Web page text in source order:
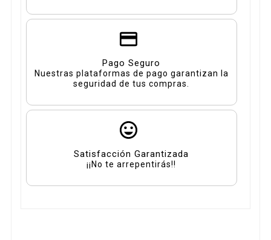
Pago Seguro
Nuestras plataformas de pago garantizan la
seguridad de tus compras.
Satisfacción Garantizada
¡¡No te arrepentirás!!